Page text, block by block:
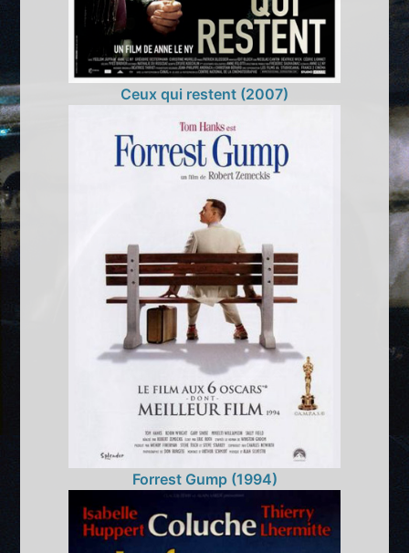
Ceux qui restent (2007)
Forrest Gump (1994)